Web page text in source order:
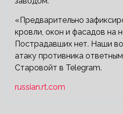
«Предварительно
кровли, окон и фасадов на
Пострадавших нет. Наши
атаку противника
Старовойт в Telegram.
russian.rt.com